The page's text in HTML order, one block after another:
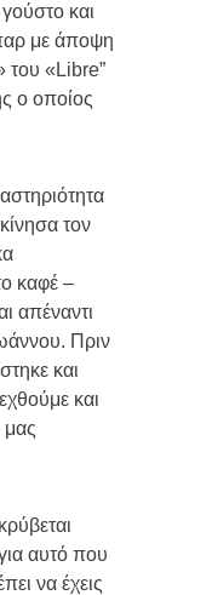
και
με άποψη
του «Libre”
ο οποίος
τον
καφέ –
απέναντι
Πριν
και
και
μας
αυτό που
να έχεις